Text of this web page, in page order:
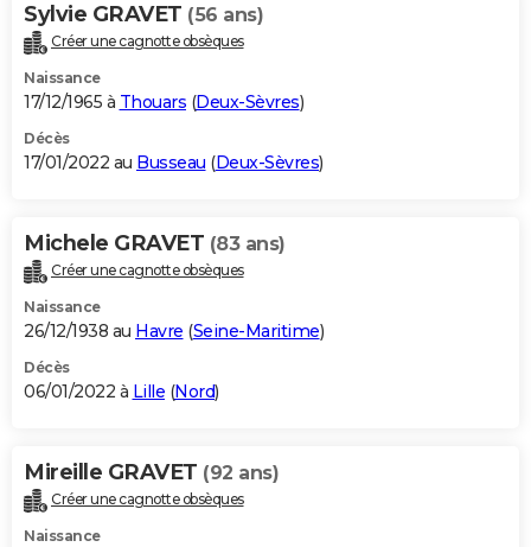
Sylvie GRAVET (56 ans)
Créer une cagnotte obsèques
Naissance
17/12/1965 à Thouars (Deux-Sèvres)
Décès
17/01/2022 au Busseau (Deux-Sèvres)
Michele GRAVET (83 ans)
Créer une cagnotte obsèques
Naissance
26/12/1938 au Havre (Seine-Maritime)
Décès
06/01/2022 à Lille (Nord)
Mireille GRAVET (92 ans)
Créer une cagnotte obsèques
Naissance